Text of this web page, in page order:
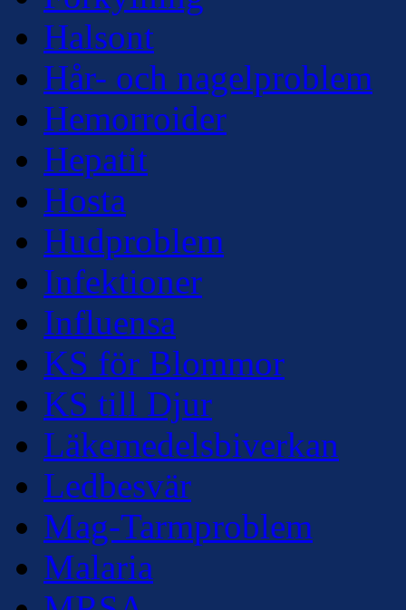
Halsont
Hår- och nagelproblem
Hemorroider
Hepatit
Hosta
Hudproblem
Infektioner
Influensa
KS för Blommor
KS till Djur
Läkemedelsbiverkan
Ledbesvär
Mag-Tarmproblem
Malaria